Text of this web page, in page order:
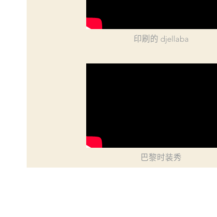
印刷的 djellaba
巴黎时装秀